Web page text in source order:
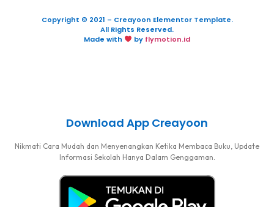
Copyright © 2021 – Creayoon Elementor Template.
All Rights Reserved.
Made with
by flymotion.id
Download App Creayoon
Nikmati Cara Mudah dan Menyenangkan Ketika Membaca Buku, Update
Informasi Sekolah Hanya Dalam Genggaman.